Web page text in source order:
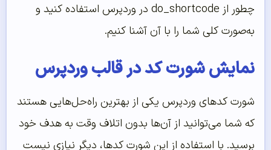
چطور از do_shortcode در وردپرس استفاده کنید و
به‌صورت کلی شما را با آن آشنا کنیم.
نمایش شورت کد در قالب وردپرس
شورت کدهای وردپرس یکی از بهترین راه‌حل‌هایی هستند
که شما می‌توانید از آن‌ها بدون اتلاف وقت به هدف خود
برسید. با استفاده از این شورت کدها، دیگر نیازی نیست